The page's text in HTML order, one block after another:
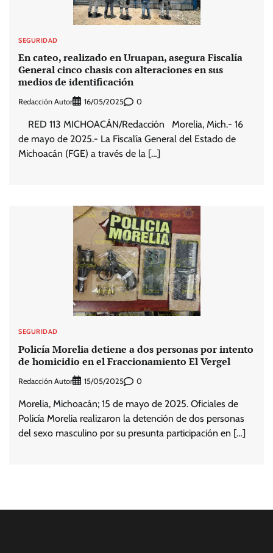
SEGURIDAD
En cateo, realizado en Uruapan, asegura Fiscalía
General cinco chasis con alteraciones en sus
medios de identificación
Redacción Autor 16/05/2025 0
RED 113 MICHOACÁN/Redacción Morelia, Mich.- 16
de mayo de 2025.- La Fiscalía General del Estado de
Michoacán (FGE) a través de la […]
SEGURIDAD
Policía Morelia detiene a dos personas por intento
de homicidio en el Fraccionamiento El Vergel
Redacción Autor 15/05/2025 0
Morelia, Michoacán; 15 de mayo de 2025. Oficiales de
Policía Morelia realizaron la detención de dos personas
del sexo masculino por su presunta participación en […]